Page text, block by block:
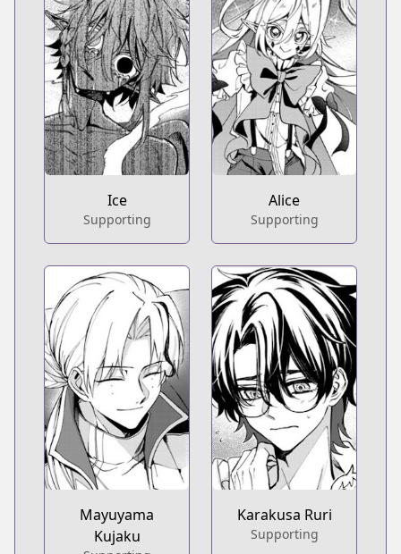
Alice
Supporting
Ice
Supporting
Karakusa Ruri
Supporting
Mayuyama
Kujaku